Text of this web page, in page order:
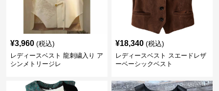
¥3,960 (税込)
レディースベスト 龍刺繍入り ア
シンメトリージレ
¥18,340 (税込)
レディースベスト スエードレザ
ーベーシックベスト